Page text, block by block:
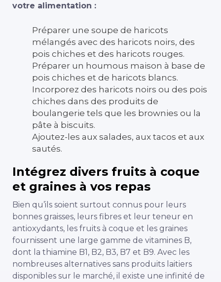
votre alimentation :
Préparer une soupe de haricots
mélangés avec des haricots noirs, des
pois chiches et des haricots rouges.
Préparer un houmous maison à base de
pois chiches et de haricots blancs.
Incorporez des haricots noirs ou des pois
chiches dans des produits de
boulangerie tels que les brownies ou la
pâte à biscuits.
Ajoutez-les aux salades, aux tacos et aux
sautés.
Intégrez divers fruits à coque
et graines à vos repas
Bien qu’ils soient surtout connus pour leurs
bonnes graisses, leurs fibres et leur teneur en
antioxydants, les fruits à coque et les graines
fournissent une large gamme de vitamines B,
dont la thiamine B1, B2, B3, B7 et B9. Avec les
nombreuses alternatives sans produits laitiers
disponibles sur le marché, il existe une infinité de